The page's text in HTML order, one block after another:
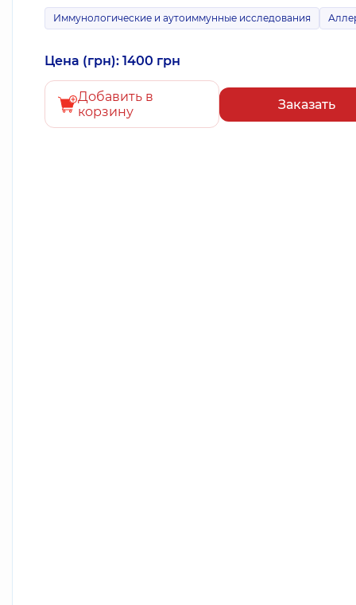
Иммунологические и аутоиммунные исследования
Цена (грн): 1400 грн
Добавить в
корзину
Заказать